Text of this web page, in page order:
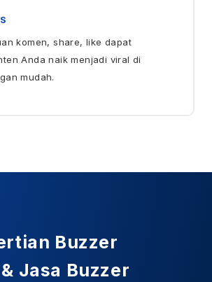
komen, share, like dapat
Anda naik menjadi viral di
mudah.
Buzzer
Jasa Buzzer